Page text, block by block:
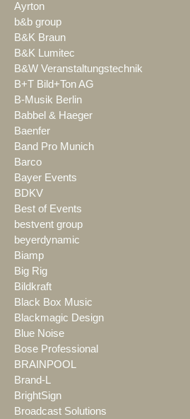
Ayrton
b&b group
B&K Braun
B&K Lumitec
B&W Veranstaltungstechnik
B+T Bild+Ton AG
B-Musik Berlin
Babbel & Haeger
Baenfer
Band Pro Munich
Barco
Bayer Events
BDKV
Best of Events
bestvent group
beyerdynamic
Biamp
Big Rig
Bildkraft
Black Box Music
Blackmagic Design
Blue Noise
Bose Professional
BRAINPOOL
Brand-L
BrightSign
Broadcast Solutions